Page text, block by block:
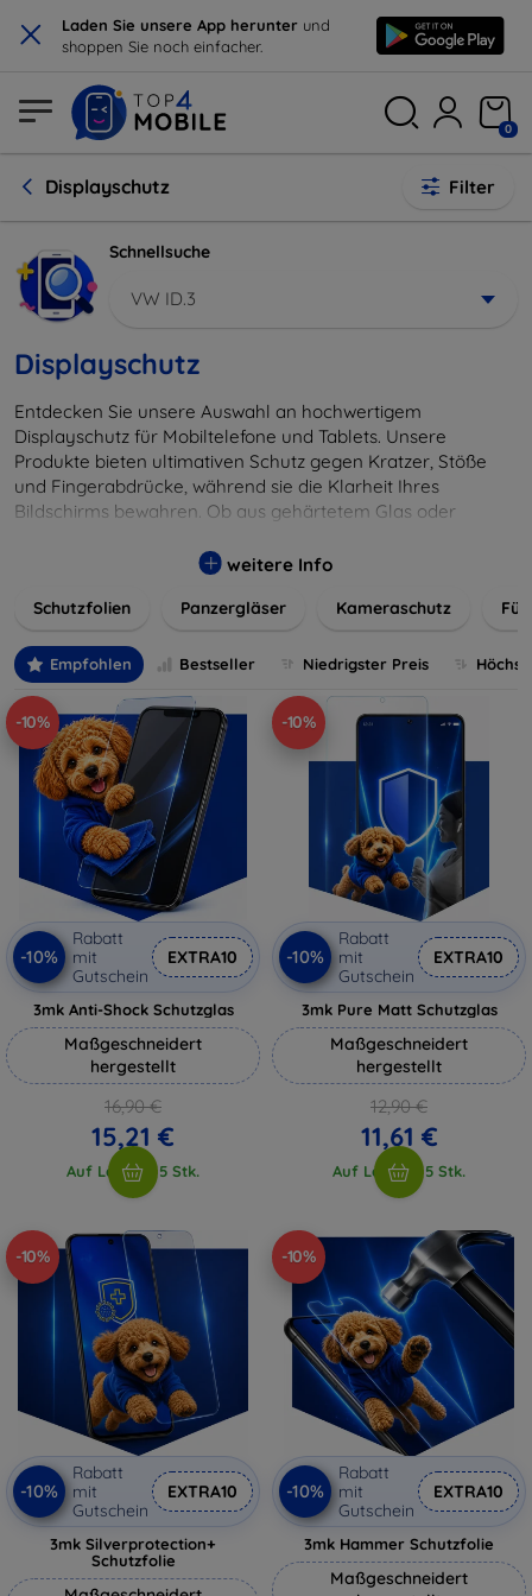
× Laden Sie unsere App herunter und
shoppen Sie noch einfacher.
0
Displayschutz Filter
Schnellsuche
VW ID.3
Displayschutz
Entdecken Sie unsere Auswahl an hochwertigem
Displayschutz für Mobiltelefone und Tablets. Unsere
Produkte bieten ultimativen Schutz gegen Kratzer, Stöße
und Fingerabdrücke, während sie die Klarheit Ihres
Bildschirms bewahren. Ob aus gehärtetem Glas oder
installieren und passgenau für jedes Gerät, um eine
wertvolles Gerät mit unseren langlebigen und zuverlässigen
digitales Erlebnis.
weitere Info
Schutzfolien Panzergläser Kameraschutz
Empfohlen Bestseller Niedrigster Preis
-10%
-10%
Rabatt
mit
Gutschein
EXTRA10
3mk Anti-Shock Schutzglas
Maßgeschneidert
hergestellt
16,90 €
15,21 €
Auf Lager > 5 Stk.
-10%
-10%
Rabatt
mit
Gutschein
EXTRA10
3mk Pure Matt Schutzglas
Maßgeschneidert
hergestellt
12,90 €
11,61 €
Auf Lager > 5 Stk.
-10%
-10%
Rabatt
mit
Gutschein
EXTRA10
3mk Silverprotection+
Schutzfolie
-10%
-10%
Rabatt
mit
Gutschein
EXTRA10
3mk Hammer Schutzfolie
Maßgeschneidert